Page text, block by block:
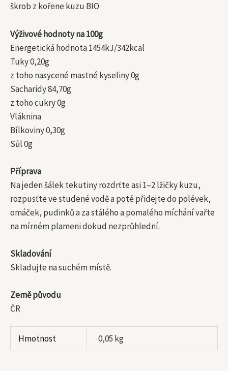
škrob z kořene kuzu BIO
Výživové hodnoty na 100g
Energetická hodnota 1454kJ/342kcal
Tuky 0,20g
z toho nasycené mastné kyseliny 0g
Sacharidy 84,70g
z toho cukry 0g
Vláknina
Bílkoviny 0,30g
Sůl 0g
Příprava
Na jeden šálek tekutiny rozdrťte asi 1–2 lžičky kuzu,
rozpusťte ve studené vodě a poté přidejte do polévek,
omáček, pudinků a za stálého a pomalého míchání vařte
na mírném plameni dokud nezprůhlední.
Skladování
Skladujte na suchém místě.
Země původu
ČR
Hmotnost 0,05 kg